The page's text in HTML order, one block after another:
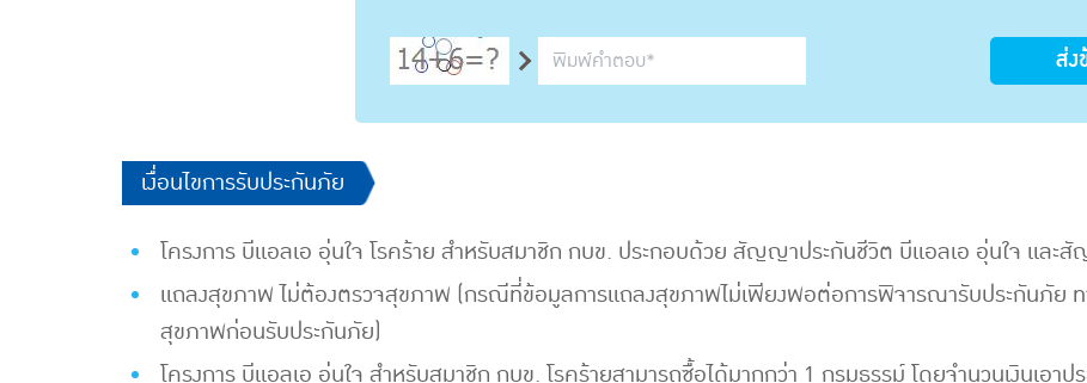
ส่ง
​​เงื่อนไขการรับประกันภัย
โครงการ บีแอลเอ อุ่นใจ โรคร้าย สำหรับสมาชิก กบข. ประกอบด้วย สัญญาประกันชีวิต บีแอลเอ อุ่นใจ และ
แถลงสุขภาพ ไม่ต้องตรวจสุขภาพ (กรณีที่ข้อมูลการแถลงสุขภาพไม่เพียงพอต่อการพิจารณารับประกันภัย ท
สุขภาพก่อนรับประกันภัย)
โครงการ บีแอลเอ อุ่นใจ สำหรับสมาชิก กบข. โรคร้ายสามารถซื้อได้มากกว่า 1 กรมธรรม์ โดยจำนวนเงินเ